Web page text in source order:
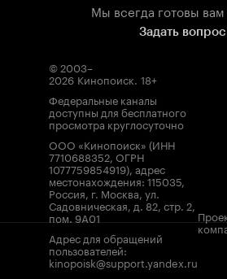
Мы всегда готовы
Задать вопрос
© 2003–
2026 Кинопоиск. 18+
Федеральные каналы
доступны для бесплатного
просмотра круглосуточно
ООО «Кинопоиск» (ИНН
7710688352, ОГРН
1077759854919), адрес
местонахождения: 115035,
Россия, г. Москва, ул.
Садовническая, д. 82, стр. 2,
пом. 9А01
Адрес для обращений
пользователей:
kinopoisk@support.yandex.ru